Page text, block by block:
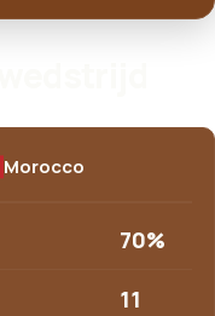
Morocco
70%
11